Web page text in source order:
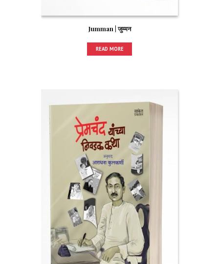
Jumman | जुम्मन
READ MORE